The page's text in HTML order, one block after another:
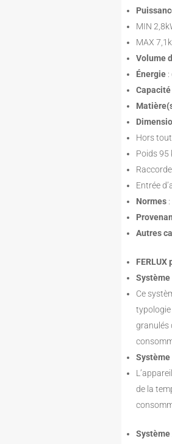
MIN
MAX
Volume
Énergie
Hors
Poids 95
Entrée
Normes
Autres
Système
Ce
typologie
granulés
de la